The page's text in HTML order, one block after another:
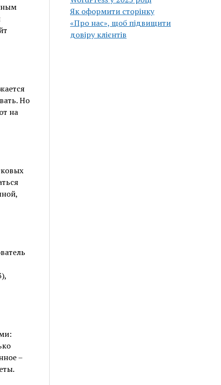
Но
на
–
Як оформити сторінку
«Про нас», щоб підвищити
довіру клієнтів